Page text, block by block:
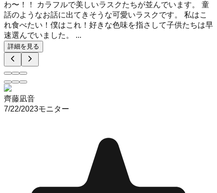
わ〜！！ カラフルで美しいラスクたちが並んでいます。 童
話のようなお話に出てきそうな可愛いラスクです。 私はこ
れ食べたい！僕はこれ！好きな色味を指さして子供たちは早
速選んでいました。 ...
詳細を見る
齊藤凪音
7/22/2023モニター